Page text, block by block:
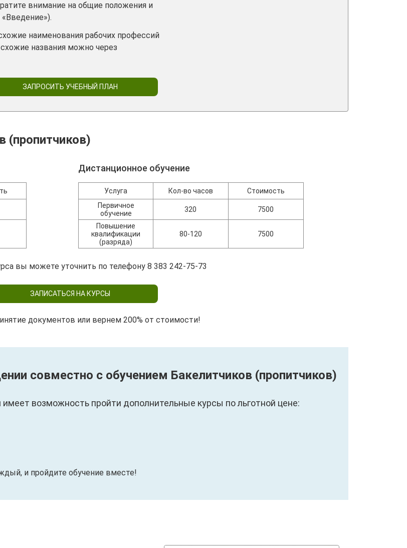
внимание на общие положения и
наименования рабочих профессий
названия можно через
ЗАПРОСИТЬ УЧЕБНЫЙ ПЛАН
(пропитчиков)
Дистанционное обучение
Услуга Кол-во часов
Стоимость
Первичное
обучение
320 7500
Повышение
квалификации
(разряда)
80-120 7500
вы можете уточнить по телефону 8 383 242-75-73
ЗАПИСАТЬСЯ НА КУРСЫ
документов или вернем 200% от стоимости!
совместно с обучением Бакелитчиков (пропитчиков)
возможность пройти дополнительные курсы по льготной цене:
и пройдите обучение вместе!